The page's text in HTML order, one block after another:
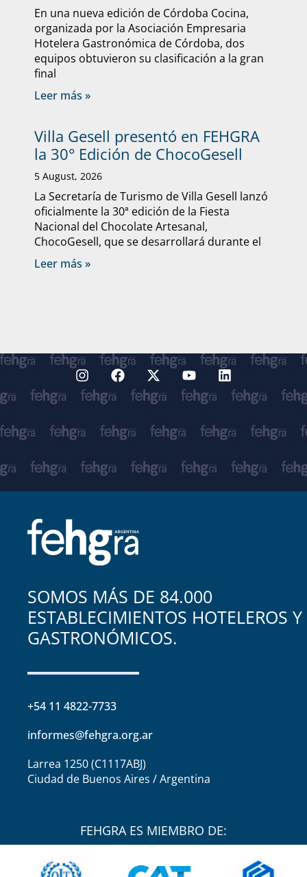
En una nueva edición de Córdoba Cocina,
organizada por la Asociación Empresaria
Hotelera Gastronómica de Córdoba, dos
equipos obtuvieron su clasificación a la gran
final
Leer más »
Villa Gesell presentó en FEHGRA
la 30° Edición de ChocoGesell
5 August, 2026
La Secretaría de Turismo de Villa Gesell lanzó
oficialmente la 30ª edición de la Fiesta
Nacional del Chocolate Artesanal,
ChocoGesell, que se desarrollará durante el
Leer más »
SOMOS MÁS DE 84.000
ESTABLECIMIENTOS HOTELEROS Y
GASTRONÓMICOS.
+54 11 4822-7733
informes@fehgra.org.ar
Larrea 1250 (C1117ABJ)
Ciudad de Buenos Aires / Argentina
FEHGRA ES MIEMBRO DE: